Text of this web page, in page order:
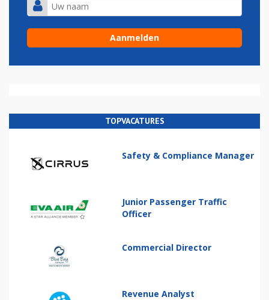
TOPVACATURES
Safety & Compliance Manager
Junior Passenger Traffic
Officer
Commercial Director
Revenue Analyst